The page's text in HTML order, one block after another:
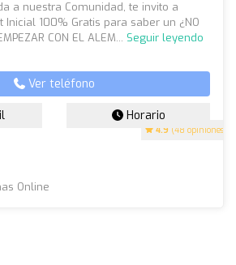
4.9 (48 opiniones)
a nuestra Comunidad, te invito a
Inicial 100% Gratis para saber un ¿NO
CON EL ALEM... Seguir leyendo
Ver teléfono
Horario
Online